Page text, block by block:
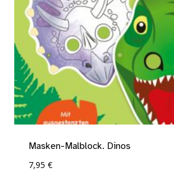
Masken-Malblock. Dinos
7,95 €